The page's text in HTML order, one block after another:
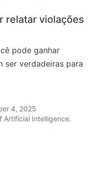
relatar violações
pode ganhar
ser verdadeiras para
4, 2025
Artificial Intelligence.